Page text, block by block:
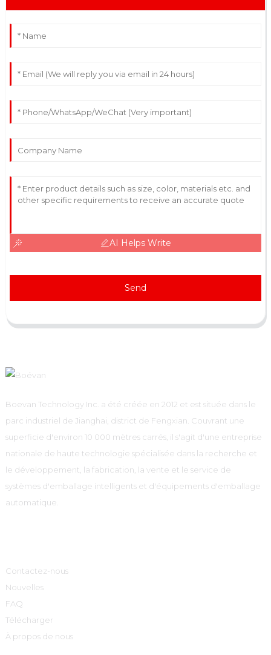
AI Helps Write
Send
Boevan Technology Inc. a été créée en 2012 et est située dans le
parc industriel de Jianghai, district de Fengxian. Couvrant une
superficie d'environ 10 000 mètres carrés, il s'agit d'une entreprise
nationale de haute technologie spécialisée dans la recherche et
le développement, la fabrication, la vente et le service de
systèmes d'emballage intelligents et d'équipements d'emballage
automatique.
Contactez-nous
Nouvelles
FAQ
Télécharger
À propos de nous